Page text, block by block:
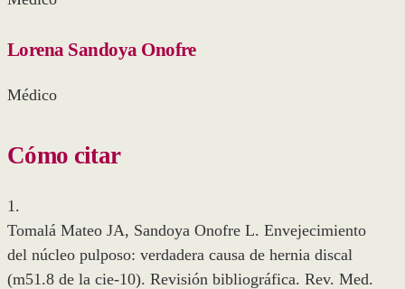
Lorena Sandoya Onofre
Médico
Cómo citar
1.
Tomalá Mateo JA, Sandoya Onofre L. Envejecimiento
del núcleo pulposo: verdadera causa de hernia discal
(m51.8 de la cie-10). Revisión bibliográfica. Rev. Med.